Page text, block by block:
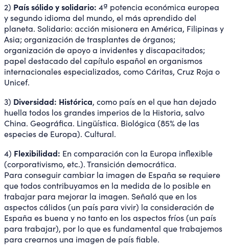
2) País sólido y solidario: 4ª potencia económica europea
y segundo idioma del mundo, el más aprendido del
planeta. Solidario: acción misionera en América, Filipinas y
Asia; organización de trasplantes de órganos;
organización de apoyo a invidentes y discapacitados;
papel destacado del capítulo español en organismos
internacionales especializados, como Cáritas, Cruz Roja o
Unicef.
3) Diversidad: Histórica, como país en el que han dejado
huella todos los grandes imperios de la Historia, salvo
China. Geográfica. Lingüística. Biológica (85% de las
especies de Europa). Cultural.
4) Flexibilidad: En comparación con la Europa inflexible
(corporativismo, etc.). Transición democrática.
Para conseguir cambiar la imagen de España se requiere
que todos contribuyamos en la medida de lo posible en
trabajar para mejorar la imagen. Señaló que en los
aspectos cálidos (un país para vivir) la consideración de
España es buena y no tanto en los aspectos fríos (un país
para trabajar), por lo que es fundamental que trabajemos
para crearnos una imagen de país fiable.